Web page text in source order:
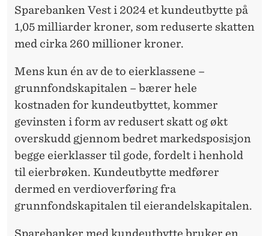
Sparebanken Vest i 2024 et kundeutbytte på
1,05 milliarder kroner, som reduserte skatten
med cirka 260 millioner kroner.
Mens kun én av de to eierklassene –
grunnfondskapitalen – bærer hele
kostnaden for kundeutbyttet, kommer
gevinsten i form av redusert skatt og økt
overskudd gjennom bedret markedsposisjon
begge eierklasser til gode, fordelt i henhold
til eierbrøken. Kundeutbytte medfører
dermed en verdioverføring fra
grunnfondskapitalen til eierandelskapitalen.
Sparebanker med kundeutbytte bruker en